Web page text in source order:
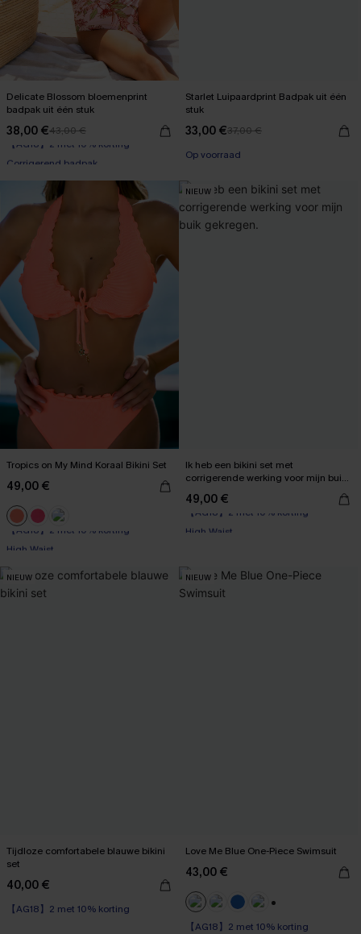
Delicate Blossom bloemenprint
badpak uit één stuk
38,00 €43,00 €
【AG18】2 met 10% korting
Starlet Luipaardprint Badpak uit één
stuk
33,00 €37,00 €
Op voorraad
Tropics on My Mind Koraal Bikini Set
49,00 €
【AG18】2 met 10% korting
NIEUW
Ik heb een bikini set met
corrigerende werking voor mijn buik
49,00 €
【AG18】2 met 10% korting
NIEUW
Tijdloze comfortabele blauwe bikini
set
40,00 €
【AG18】2 met 10% korting
NIEUW
Love Me Blue One-Piece Swimsuit
43,00 €
【AG18】2 met 10% korting